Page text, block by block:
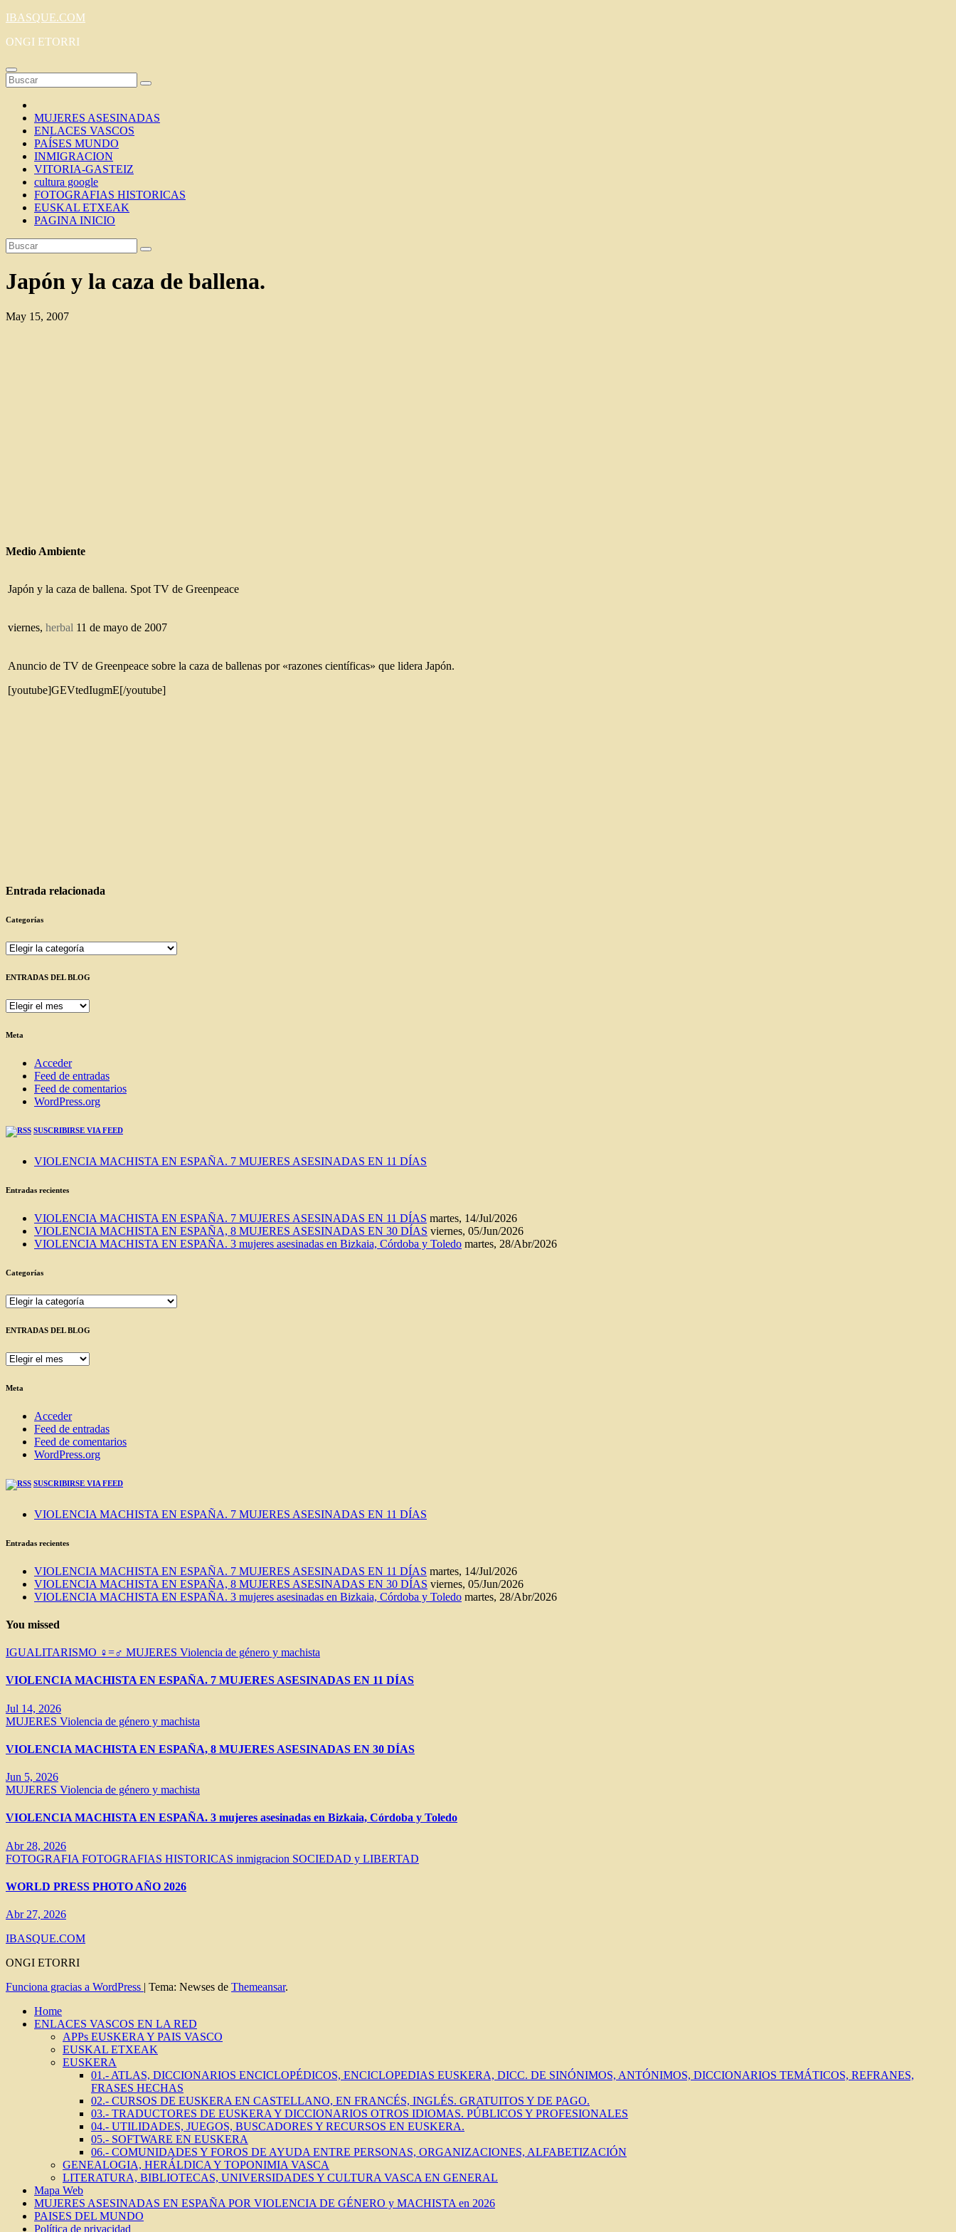
Saltar
contenido
IBASQUE.COM
ONGI ETORRI
MUJERES ASESINADAS
ENLACES VASCOS
PAÍSES MUNDO
INMIGRACION
VITORIA-GASTEIZ
cultura google
FOTOGRAFIAS HISTORICAS
EUSKAL ETXEAK
PAGINA INICIO
Japón y la caza de ballena.
May 15, 2007
Medio Ambiente
Japón y la caza de ballena. Spot TV de Greenpeace
viernes, herbal 11 de mayo de 2007
Anuncio de TV de Greenpeace sobre la caza de ballenas por «razones científicas» que lidera Japón.
[youtube]GEVtedIugmE[/youtube]
Entrada relacionada
Categorías
Categorías
ENTRADAS DEL BLOG
ENTRADAS
BLOG
Meta
Acceder
Feed de entradas
Feed de comentarios
WordPress.org
SUSCRIBIRSE VIA FEED
VIOLENCIA MACHISTA EN ESPAÑA. 7 MUJERES ASESINADAS EN 11 DÍAS
Entradas recientes
VIOLENCIA MACHISTA EN ESPAÑA. 7 MUJERES ASESINADAS EN 11 DÍAS martes, 14/Jul/2026
VIOLENCIA MACHISTA EN ESPAÑA, 8 MUJERES ASESINADAS EN 30 DÍAS viernes, 05/Jun/2026
VIOLENCIA MACHISTA EN ESPAÑA. 3 mujeres asesinadas en Bizkaia, Córdoba y Toledo martes, 28/Abr/2026
Categorías
Categorías
ENTRADAS DEL BLOG
ENTRADAS
BLOG
Meta
Acceder
Feed de entradas
Feed de comentarios
WordPress.org
SUSCRIBIRSE VIA FEED
VIOLENCIA MACHISTA EN ESPAÑA. 7 MUJERES ASESINADAS EN 11 DÍAS
Entradas recientes
VIOLENCIA MACHISTA EN ESPAÑA. 7 MUJERES ASESINADAS EN 11 DÍAS martes, 14/Jul/2026
VIOLENCIA MACHISTA EN ESPAÑA, 8 MUJERES ASESINADAS EN 30 DÍAS viernes, 05/Jun/2026
VIOLENCIA MACHISTA EN ESPAÑA. 3 mujeres asesinadas en Bizkaia, Córdoba y Toledo martes, 28/Abr/2026
You missed
IGUALITARISMO ♀=♂ MUJERES Violencia de género y machista
VIOLENCIA MACHISTA EN ESPAÑA. 7 MUJERES ASESINADAS EN 11 DÍAS
Jul 14, 2026
MUJERES Violencia de género y machista
VIOLENCIA MACHISTA EN ESPAÑA, 8 MUJERES ASESINADAS EN 30 DÍAS
Jun 5, 2026
MUJERES Violencia de género y machista
VIOLENCIA MACHISTA EN ESPAÑA. 3 mujeres asesinadas en Bizkaia, Córdoba y Toledo
Abr 28, 2026
FOTOGRAFIA FOTOGRAFIAS HISTORICAS inmigracion SOCIEDAD y LIBERTAD
WORLD PRESS PHOTO AÑO 2026
Abr 27, 2026
IBASQUE.COM
ONGI ETORRI
Funciona gracias a WordPress | Tema: Newses de Themeansar.
Home
ENLACES VASCOS EN LA RED
APPs EUSKERA Y PAIS VASCO
EUSKAL ETXEAK
EUSKERA
01.- ATLAS, DICCIONARIOS ENCICLOPÉDICOS, ENCICLOPEDIAS EUSKERA, DICC. DE SINÓNIMOS, ANTÓNIMOS, DICCIONARIOS TEMÁTICOS, REFRANES,
FRASES HECHAS
02.- CURSOS DE EUSKERA EN CASTELLANO, EN FRANCÉS, INGLÉS. GRATUITOS Y DE PAGO.
03.- TRADUCTORES DE EUSKERA Y DICCIONARIOS OTROS IDIOMAS. PÚBLICOS Y PROFESIONALES
04.- UTILIDADES, JUEGOS, BUSCADORES Y RECURSOS EN EUSKERA.
05.- SOFTWARE EN EUSKERA
06.- COMUNIDADES Y FOROS DE AYUDA ENTRE PERSONAS, ORGANIZACIONES, ALFABETIZACIÓN
GENEALOGIA, HERÁLDICA Y TOPONIMIA VASCA
LITERATURA, BIBLIOTECAS, UNIVERSIDADES Y CULTURA VASCA EN GENERAL
Mapa Web
MUJERES ASESINADAS EN ESPAÑA POR VIOLENCIA DE GÉNERO y MACHISTA en 2026
PAISES DEL MUNDO
Política de privacidad